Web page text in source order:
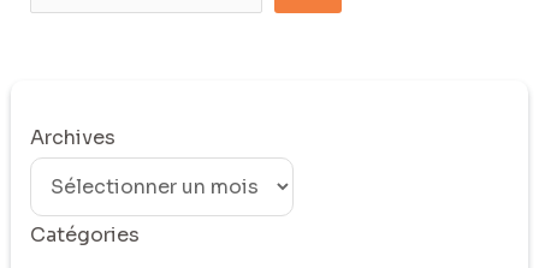
Archives
Catégories